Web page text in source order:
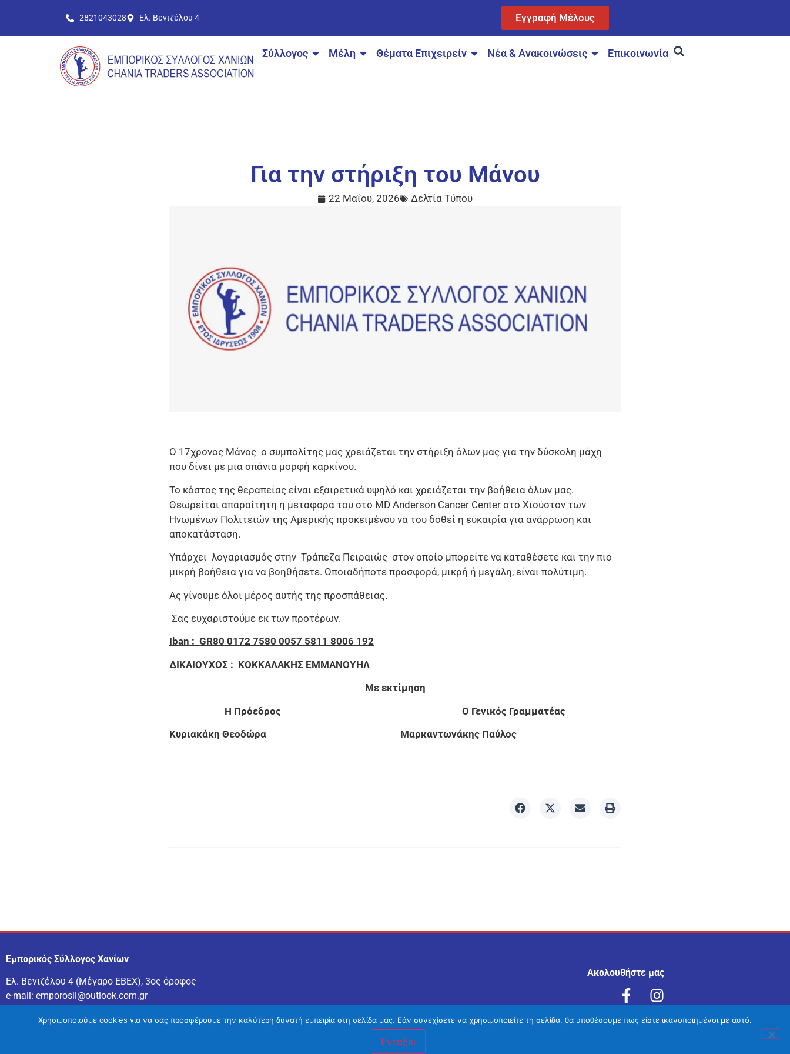
2821043028 Ελ. Βενιζέλου 4 Εγγραφή Μέλους
Σύλλογος Μέλη Θέματα Επιχειρείν Νέα & Ανακοινώσεις Επικοινωνία
Για την στήριξη του Μάνου
22 Μαΐου, 2026 Δελτία Τύπου
Ο 17χρονος Μάνος ο συμπολίτης μας χρειάζεται την στήριξη όλων μας για την δύσκολη μάχη
που δίνει με μια σπάνια μορφή καρκίνου.
Το κόστος της θεραπείας είναι εξαιρετικά υψηλό και χρειάζεται την βοήθεια όλων μας.
Θεωρείται απαραίτητη η μεταφορά του στο MD Anderson Cancer Center στο Χιούστον των
Ηνωμένων Πολιτειών της Αμερικής προκειμένου να του δοθεί η ευκαιρία για ανάρρωση και
αποκατάσταση.
Υπάρχει λογαριασμός στην Τράπεζα Πειραιώς στον οποίο μπορείτε να καταθέσετε και την πιο
μικρή βοήθεια για να βοηθήσετε. Οποιαδήποτε προσφορά, μικρή ή μεγάλη, είναι πολύτιμη.
Ας γίνουμε όλοι μέρος αυτής της προσπάθειας.
Σας ευχαριστούμε εκ των προτέρων.
Ι ban : GR80 0172 7580 0057 5811 8006 192
ΔΙΚΑΙΟΥΧΟΣ : ΚΟΚΚΑΛΑΚΗΣ ΕΜΜΑΝΟΥΗΛ
Με εκτίμηση
Η Πρόεδρος Ο Γενικός Γραμματέας
Κυριακάκη Θεοδώρα Μαρκαντωνάκης Παύλος
Εμπορικός Σύλλογος Χανίων
Ελ. Βενιζέλου 4 (Μέγαρο ΕΒΕΧ), 3ος όροφος
e-mail: emporosil@outlook.com.gr
Ακολουθήστε μας
Κατασκευή ιστοσελίδων Χανιά
Χρησιμοποιούμε cookies για να σας προσφέρουμε την καλύτερη δυνατή εμπειρία στη σελίδα μας. Εάν συνεχίσετε να χρησιμοποιείτε τη σελίδα, θα υποθέσουμε πως είστε ικανοποιημένοι με αυτό.
Εντάξει